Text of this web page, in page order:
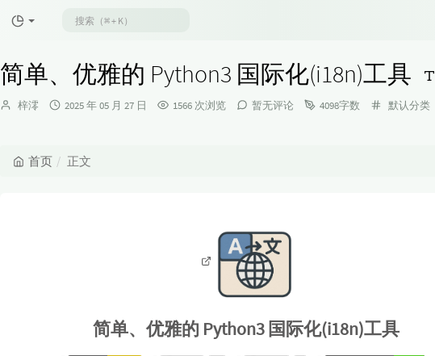
简单、优雅的 Python3 国际化(i18n)工具
博
梓澪
发
2025 年 05 月 27 日 1566 次浏览 暂无评论 4098字数
分
默认分类
首页 正文
简单、优雅的 Python3 国际化(i18n)工具